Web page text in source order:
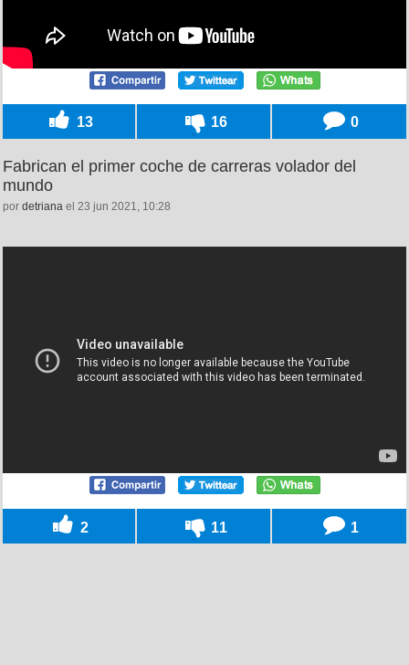
13 16 0
Fabrican el primer coche de carreras volador del
mundo
por detriana el 23 jun 2021, 10:28
2 11 1